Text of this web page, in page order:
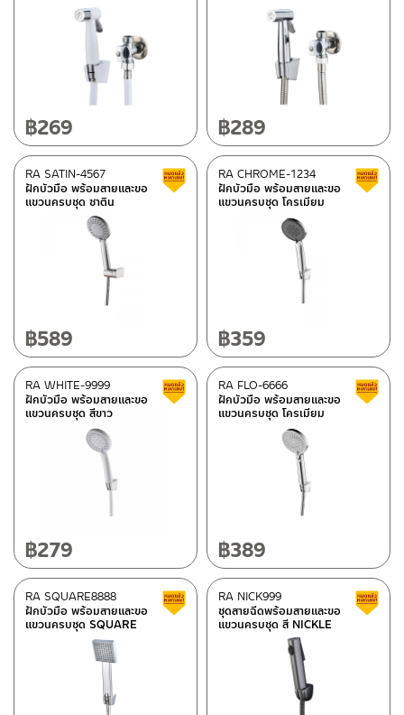
฿269 ฿289
ฝักบัวมือ พร้อมสายและขอ
แขวนครบชุด ซาติน
RA SATIN-4567 Clearance sale
฿589
ฝักบัวมือ พร้อมสายและขอ
แขวนครบชุด โครเมียม
RA CHROME-1234
฿359
ฝักบัวมือ พร้อมสายและขอ
แขวนครบชุด สีขาว
RA WHITE-9999 Clearance sale
฿279
ฝักบัวมือ พร้อมสายและขอ
แขวนครบชุด โครเมียม
RA FLO-6666
฿389
ฝักบัวมือ พร้อมสายและขอ
แขวนครบชุด SQUARE
RA SQUARE8888 Clearance sale
ชุดสายฉีดพร้อมสายและขอ
แขวนครบชุด สี NICKLE
RA NICK999